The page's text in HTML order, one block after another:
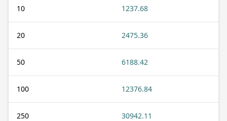
10 1237.68
20 2475.36
50 6188.42
100 12376.84
250 30942.11